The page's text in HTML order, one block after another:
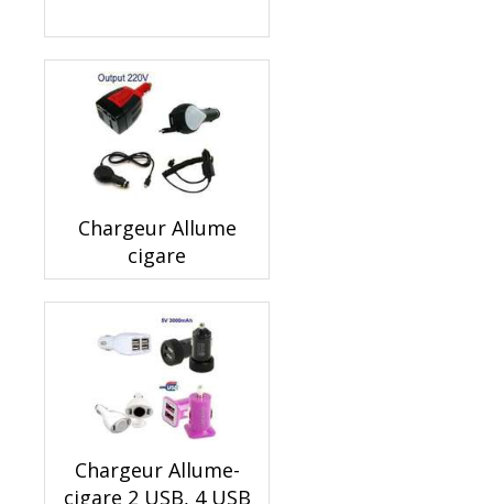
Chargeur Allume
cigare
Chargeur Allume-
cigare 2 USB, 4 USB